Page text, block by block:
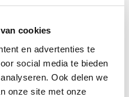
cookies
en advertenties te
social media te bieden
Ook delen we
onze site met onze